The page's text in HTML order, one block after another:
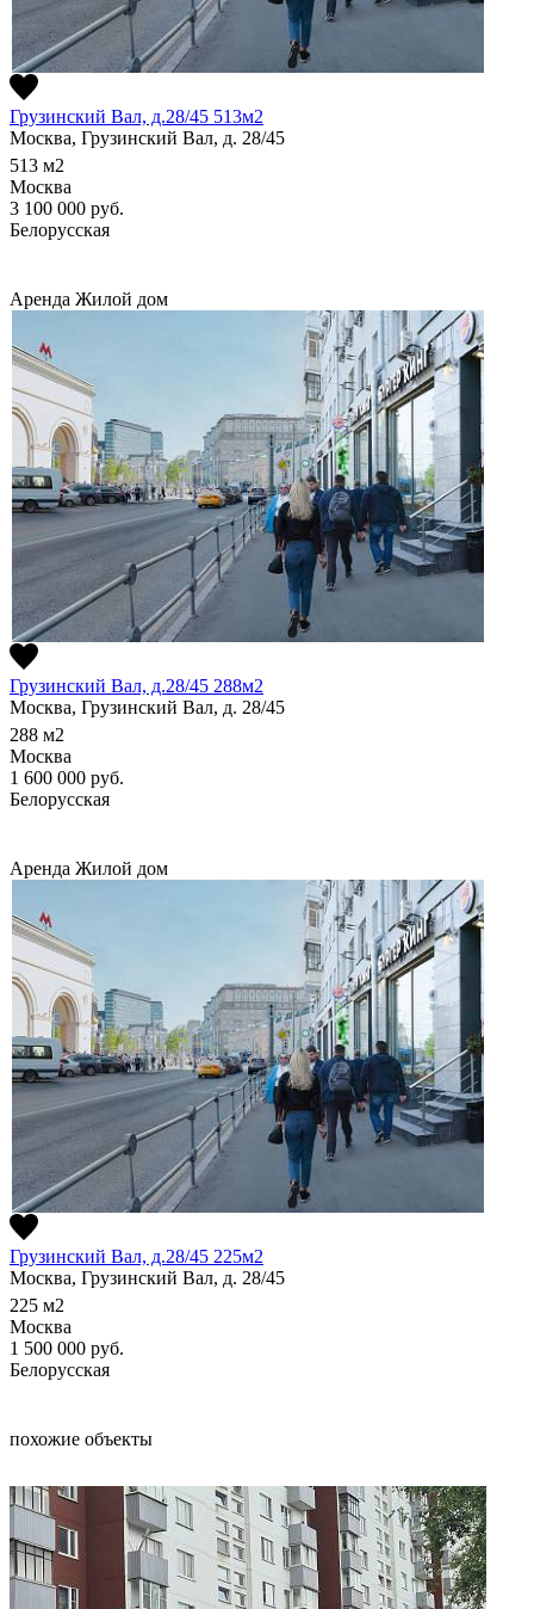
Грузинский Вал, д.28/45 513м2
Москва, Грузинский Вал, д. 28/45
513 м2
Москва
3 100 000 руб.
Белорусская
Аренда Жилой дом
Грузинский Вал, д.28/45 288м2
Москва, Грузинский Вал, д. 28/45
288 м2
Москва
1 600 000 руб.
Белорусская
Аренда Жилой дом
Грузинский Вал, д.28/45 225м2
Москва, Грузинский Вал, д. 28/45
225 м2
Москва
1 500 000 руб.
Белорусская
похожие объекты